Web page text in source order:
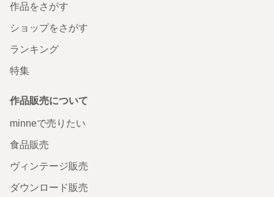
作品をさがす
ショップをさがす
ランキング
特集
作品販売について
minneで売りたい
食品販売
ヴィンテージ販売
ダウンロード販売